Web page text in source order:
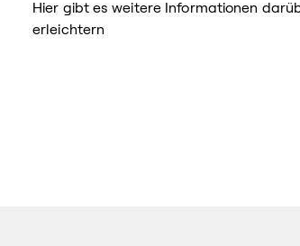
Hier gibt es weitere Informationen
erleichtern